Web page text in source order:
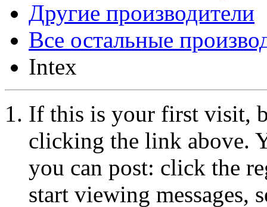
Другие производители
Все остальные
Intex
If this is your first visit,
clicking the link above.
you can post: click the
start viewing messages,